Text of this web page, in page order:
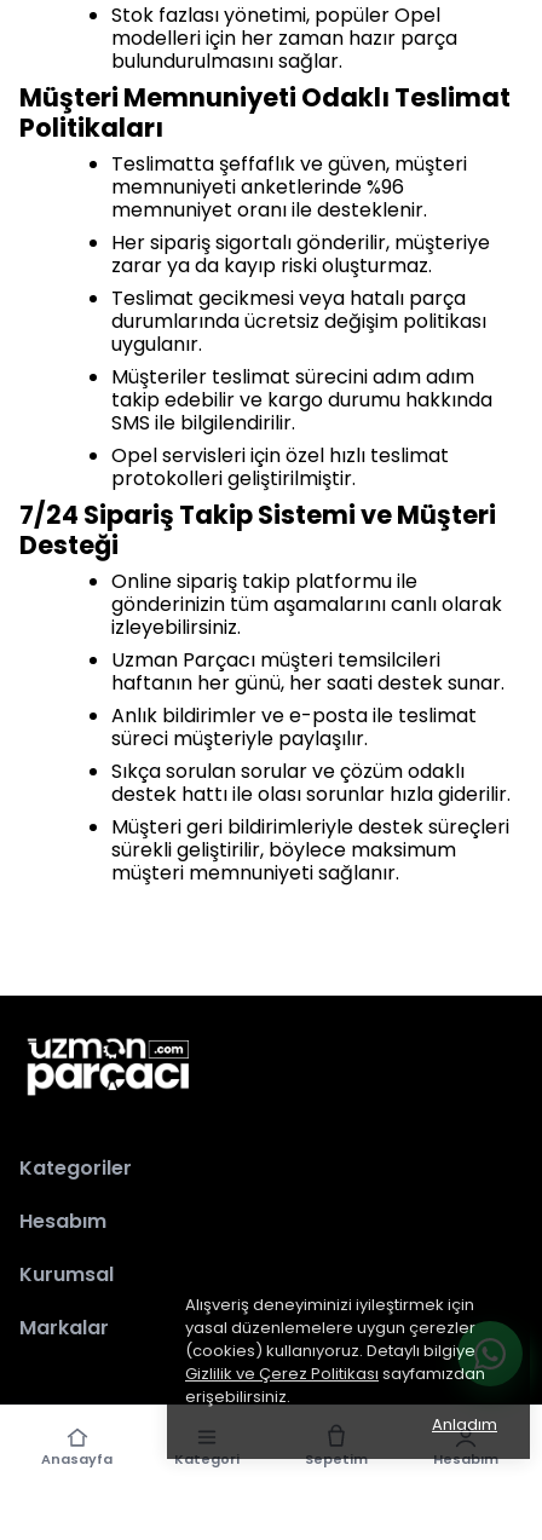
Alışveriş deneyiminizi iyileştirmek için
yasal düzenlemelere uygun çerezler
(cookies) kullanıyoruz. Detaylı bilgiye
Gizlilik ve Çerez Politikası sayfamızdan
erişebilirsiniz.
Anladım
Stok fazlası yönetimi, popüler Opel
modelleri için her zaman hazır parça
bulundurulmasını sağlar.
Müşteri Memnuniyeti Odaklı Teslimat
Politikaları
Teslimatta şeffaflık ve güven, müşteri
memnuniyeti anketlerinde %96
memnuniyet oranı ile desteklenir.
Her sipariş sigortalı gönderilir, müşteriye
zarar ya da kayıp riski oluşturmaz.
Teslimat gecikmesi veya hatalı parça
durumlarında ücretsiz değişim politikası
uygulanır.
Müşteriler teslimat sürecini adım adım
takip edebilir ve kargo durumu hakkında
SMS ile bilgilendirilir.
Opel servisleri için özel hızlı teslimat
protokolleri geliştirilmiştir.
7/24 Sipariş Takip Sistemi ve Müşteri
Desteği
Online sipariş takip platformu ile
gönderinizin tüm aşamalarını canlı olarak
izleyebilirsiniz.
Uzman Parçacı müşteri temsilcileri
haftanın her günü, her saati destek sunar.
Anlık bildirimler ve e-posta ile teslimat
süreci müşteriyle paylaşılır.
Sıkça sorulan sorular ve çözüm odaklı
destek hattı ile olası sorunlar hızla giderilir.
Müşteri geri bildirimleriyle destek süreçleri
sürekli geliştirilir, böylece maksimum
müşteri memnuniyeti sağlanır.
Kategoriler
Hesabım
Kurumsal
Markalar
epiked.comtarafından dizayn edilmiştir.
Anasayfa Kategori Sepetim Hesabım